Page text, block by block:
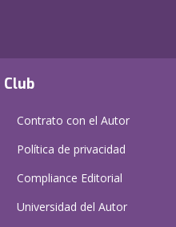
Club
Contrato con el Autor
Política de privacidad
Compliance Editorial
Universidad del Autor